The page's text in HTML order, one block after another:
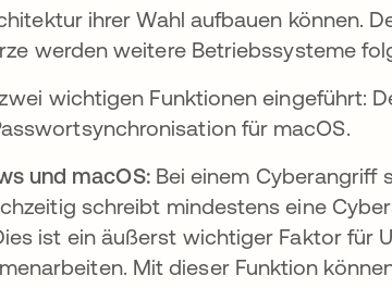
ihrer Wahl aufbauen können.
werden weitere Betriebssysteme
wichtigen Funktionen eingeführt:
für macOS.
und macOS:Bei einem Cyberangriff
schreibt mindestens eine
ist ein äußerst wichtiger Faktor für
Mit dieser Funktion